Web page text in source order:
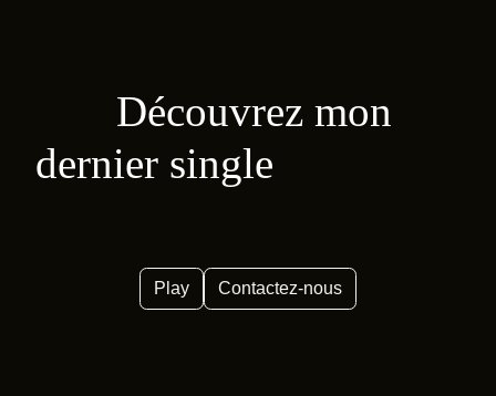
Découvrez mon
dernier single
Play Contactez-nous